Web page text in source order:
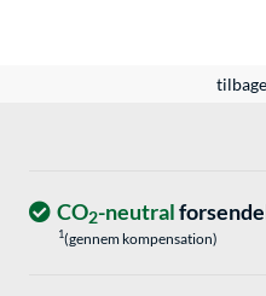
CO2-neutral
1(gennem kompensation)